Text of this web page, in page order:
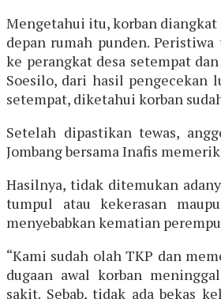
Mengetahui itu, korban
depan rumah punden.
ke perangkat desa setempat
Soesilo, dari hasil pengecekan
setempat, diketahui korban
Setelah dipastikan tewas,
Jombang bersama Inafis
Hasilnya, tidak ditemukan
tumpul atau kekerasan
menyebabkan kematian
“Kami sudah olah TKP dan
dugaan awal korban
sakit. Sebab, tidak ada bekas